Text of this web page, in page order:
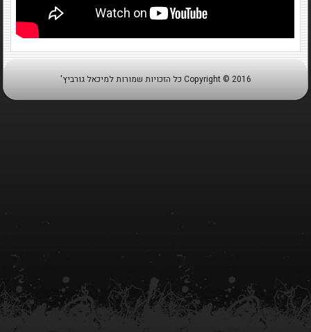
Copyright © 2016 כל הזכויות שמורות למיכאל גורביץ'